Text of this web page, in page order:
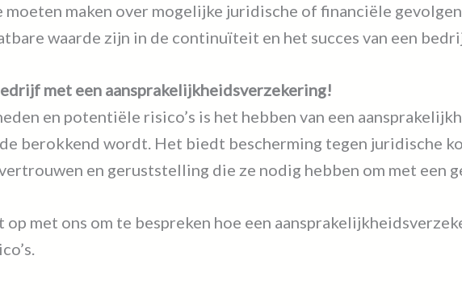
moeten maken over mogelijke juridische of financiële
waarde zijn in de continuïteit en het succes van een
met een aansprakelijkheidsverzekering!
en potentiële risico’s is het hebben van een
berokkend wordt. Het biedt bescherming tegen juridische
en geruststelling die ze nodig hebben om met een
op met ons om te bespreken hoe een